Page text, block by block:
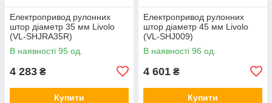
Електропривод рулонних
штор діаметр 35 мм Livolo
(VL-SHJRA35R)
В наявності 95 од.
4 283 ₴
Купити
Електропривод рулонних
штор діаметр 45 мм Livolo
(VL-SHJ009)
В наявності 96 од.
4 601 ₴
Купити